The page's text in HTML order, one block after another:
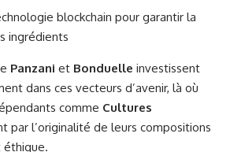
blockchain pour garantir la
ingrédients
Panzani et Bonduelle investissent
dans ces vecteurs d’avenir, là où
comme Cultures
par l’originalité de leurs compositions